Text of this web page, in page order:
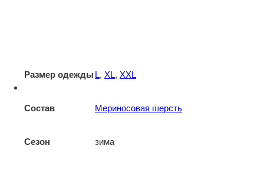
Размер одежды L, XL, XXL
Состав Мериносовая шерсть
Сезон зима